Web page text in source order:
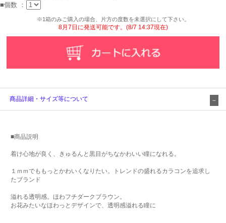
■個数
：
※1箱のみご購入の場合、片方の度数を未選択にして下さい。
8月7日に発送可能です。(8/7 14:37現在)
商品詳細・サイズ等について
■商品説明
着け心地が良く、きゅるんと黒目がちなかわいい瞳になれる。
１ｍｍでももっとかわいくなりたい。トレンドの盛れるカラコンを追求し
たブランド
溢れる透明感。ほわフチダークブラウン。
お花みたいなほわっとデザインで、透明感溢れる瞳に